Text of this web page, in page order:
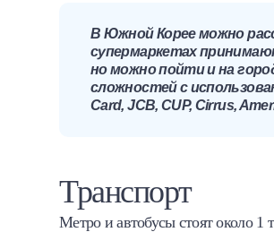
В Южной Корее можно
супермаркетах
но можно пойти и на
сложностей с
Card, JCB, CUP, Cirrus,
Транспорт
Метро и автобусы стоят около 1